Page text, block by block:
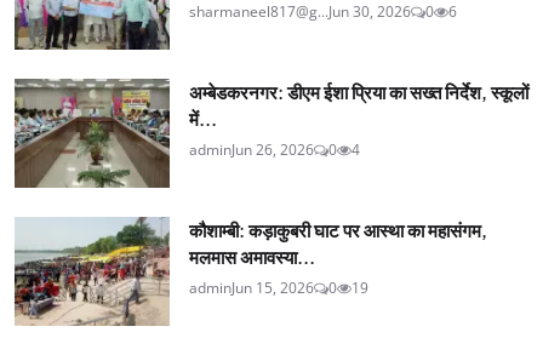
sharmaneel817@g...Jun 30, 2026 0 6
अम्बेडकरनगर: डीएम ईशा प्रिया का सख्त निर्देश, स्कूलों
में...
adminJun 26, 2026 0 4
कौशाम्बी: कड़ाकुबरी घाट पर आस्था का महासंगम,
मलमास अमावस्या...
adminJun 15, 2026 0 19